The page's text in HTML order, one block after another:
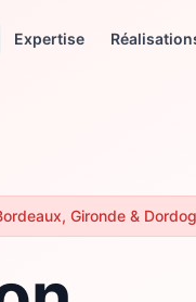
Expertise
Gironde &